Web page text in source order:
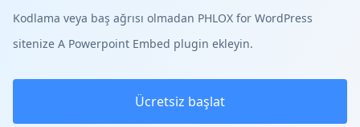
Kodlama veya baş ağrısı olmadan PHLOX for WordPress
sitenize A Powerpoint Embed plugin ekleyin.
Ücretsiz başlat